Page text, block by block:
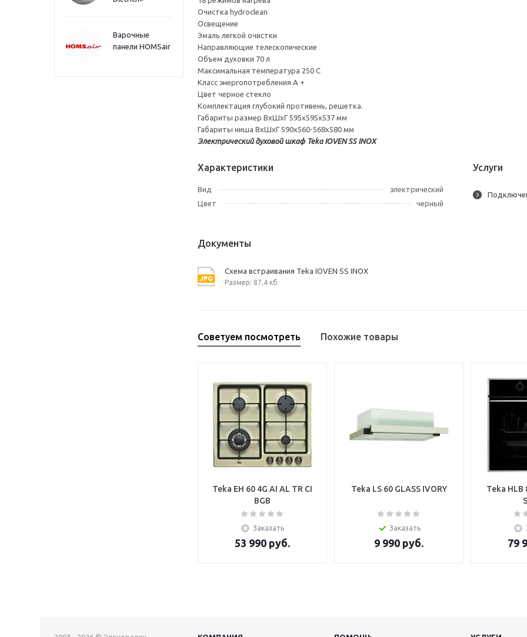
Варочные
панели HOMSair
Очистка hydroclean
Освещение
Эмаль легкой очистки
Направляющие телескопические
Объем духовки 70 л
Максимальная температура 250 С
Класс энергопотребления А +
Цвет черное стекло
Комплектация глубокий противень, решетка.
Габариты размер ВхШхГ 595х595х537 мм
Габариты ниша ВхШхГ 590х560-568х580 мм
Электрический духовой шкаф Teka IOVEN SS INOX
Характеристики
Вид
электрический
Цвет
черный
Услуги
Документы
Схема встраивания Teka IOVEN SS INOX
Размер: 87,4 кб
Советуем посмотреть Похожие товары
Teka EH 60 4G AI AL TR CI
BGB
Заказать
53 990 руб.
Teka LS 60 GLASS IVORY
Заказать
9 990 руб.
Teka HLB
79